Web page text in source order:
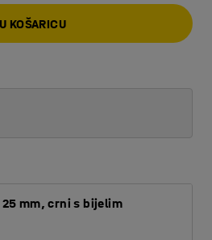
KOŠARICU
mm, crni s bijelim